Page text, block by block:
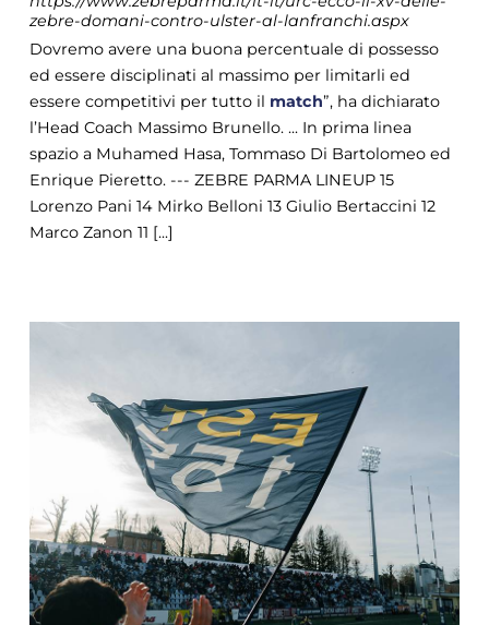
zebre-domani-contro-ulster-al-lanfranchi.aspx
Dovremo avere una buona percentuale di possesso
ed essere disciplinati al massimo per limitarli ed
essere competitivi per tutto il match”, ha dichiarato
l’Head Coach Massimo Brunello. ... In prima linea
spazio a Muhamed Hasa, Tommaso Di Bartolomeo ed
Enrique Pieretto. --- ZEBRE PARMA LINEUP 15
Lorenzo Pani 14 Mirko Belloni 13 Giulio Bertaccini 12
Marco Zanon 11 [...]